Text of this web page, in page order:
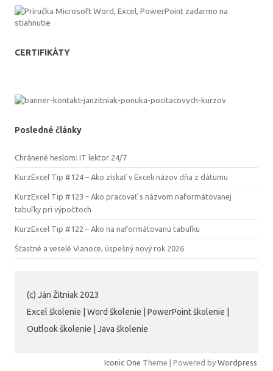
CERTIFIKÁTY
Posledné články
Chránené heslom: IT lektor 24/7
KurzExcel Tip #124 – Ako získať v Exceli názov dňa z dátumu
KurzExcel Tip #123 – Ako pracovať s názvom naformátovanej
tabuľky pri výpočtoch
KurzExcel Tip #122 – Ako na naformátovanú tabuľku
Šťastné a veselé Vianoce, úspešný nový rok 2026
(c) Ján Žitniak 2023
Excel školenie | Word školenie | PowerPoint školenie |
Outlook školenie | Java školenie
Iconic One Theme | Powered by Wordpress